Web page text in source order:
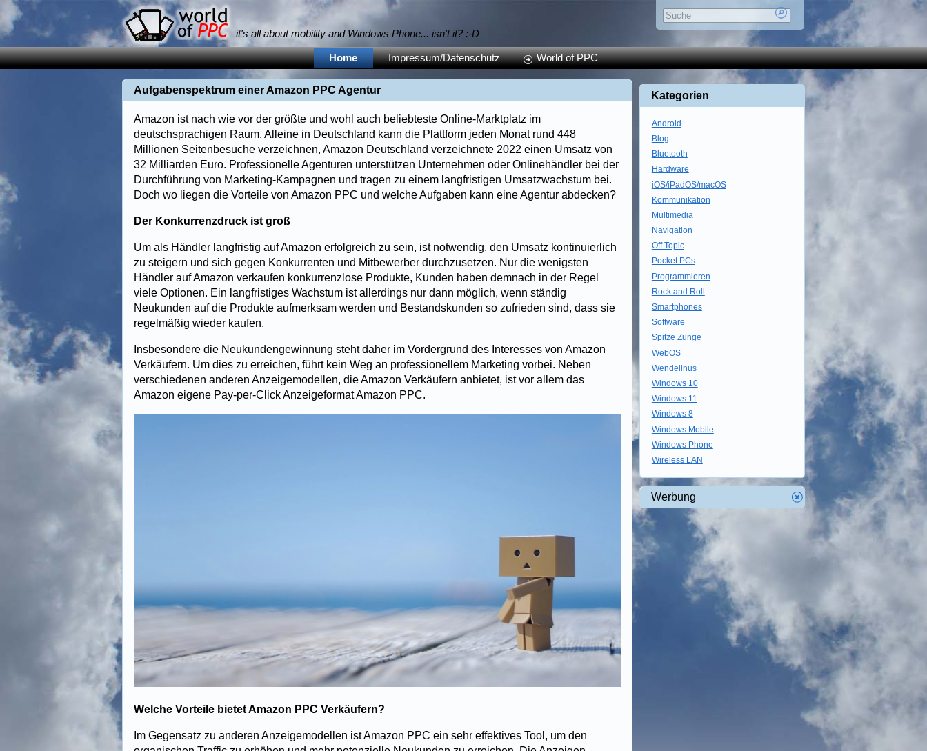
it's all about mobility and Windows Phone... isn't it? :-D
Home Impressum/Datenschutz World of PPC
Aufgabenspektrum einer Amazon PPC Agentur
Amazon ist nach wie vor der größte und wohl auch beliebteste Online-Marktplatz im
deutschsprachigen Raum. Alleine in Deutschland kann die Plattform jeden Monat rund 448
Millionen Seitenbesuche verzeichnen, Amazon Deutschland verzeichnete 2022 einen Umsatz von
32 Milliarden Euro. Professionelle Agenturen unterstützen Unternehmen oder Onlinehändler bei der
Durchführung von Marketing-Kampagnen und tragen zu einem langfristigen Umsatzwachstum bei.
Doch wo liegen die Vorteile von Amazon PPC und welche Aufgaben kann eine Agentur abdecken?
Der Konkurrenzdruck ist groß
Um als Händler langfristig auf Amazon erfolgreich zu sein, ist notwendig, den Umsatz kontinuierlich
zu steigern und sich gegen Konkurrenten und Mitbewerber durchzusetzen. Nur die wenigsten
Händler auf Amazon verkaufen konkurrenzlose Produkte, Kunden haben demnach in der Regel
viele Optionen. Ein langfristiges Wachstum ist allerdings nur dann möglich, wenn ständig
Neukunden auf die Produkte aufmerksam werden und Bestandskunden so zufrieden sind, dass sie
regelmäßig wieder kaufen.
Insbesondere die Neukundengewinnung steht daher im Vordergrund des Interesses von Amazon
Verkäufern. Um dies zu erreichen, führt kein Weg an professionellem Marketing vorbei. Neben
verschiedenen anderen Anzeigemodellen, die Amazon Verkäufern anbietet, ist vor allem das
Amazon eigene Pay-per-Click Anzeigeformat Amazon PPC.
Welche Vorteile bietet Amazon PPC Verkäufern?
Im Gegensatz zu anderen Anzeigemodellen ist Amazon PPC ein sehr effektives Tool, um den
Kategorien
Android
Blog
Bluetooth
Hardware
iOS/iPadOS/macOS
Kommunikation
Multimedia
Navigation
Off Topic
Pocket PCs
Programmieren
Rock and Roll
Smartphones
Software
Spitze Zunge
WebOS
Wendelinus
Windows 10
Windows 11
Windows 8
Windows Mobile
Windows Phone
Wireless LAN
Werbung